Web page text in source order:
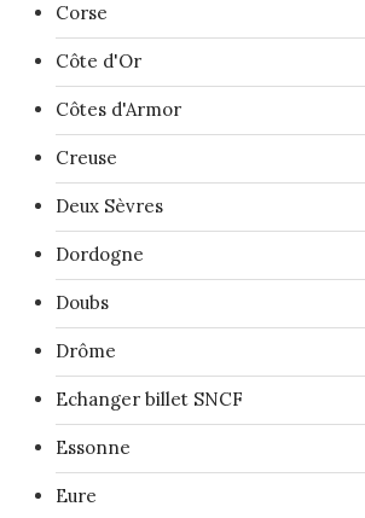
Corse
Côte d'Or
Côtes d'Armor
Creuse
Deux Sèvres
Dordogne
Doubs
Drôme
Echanger billet SNCF
Essonne
Eure